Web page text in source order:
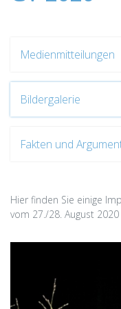
Medienmitteilungen
Bildergalerie
Fakten und
Hier finden Sie einige
vom 27./28. August